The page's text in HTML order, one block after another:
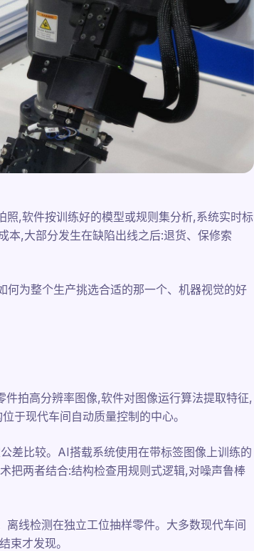
,软件按训练好的模型或规则集分析,系统实时标
本,大部分发生在缺陷出线之后:退货、保修索
为整个生产挑选合适的那一个、机器视觉的好
拍高分辨率图像,软件对图像运行算法提取特征,
于现代车间自动质量控制的中心。
差比较。AI搭载系统使用在带标签图像上训练的
把两者结合:结构检查用规则式逻辑,对噪声鲁棒
线检测在独立工位抽样零件。大多数现代车间
束才发现。